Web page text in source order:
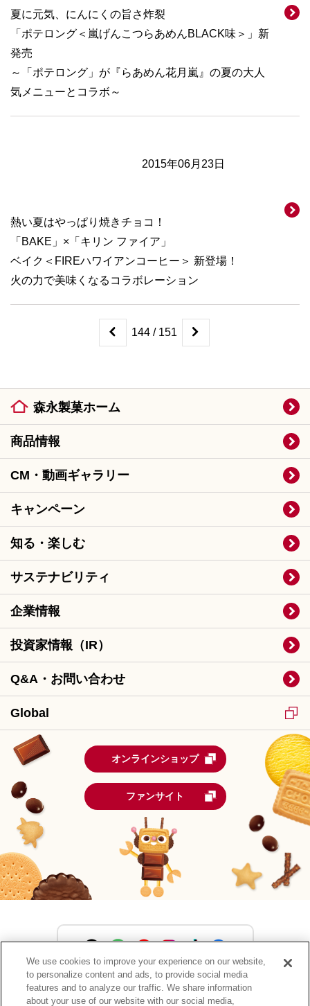
夏に元気、にんにくの旨さ炸裂
「ポテロング＜嵐げんこつらあめんBLACK味＞」新
発売
～「ポテロング」が『らあめん花月嵐』の夏の大人
気メニューとコラボ～
2015年06月23日
熱い夏はやっぱり焼きチョコ！
「BAKE」×「キリン ファイア」
ベイク＜FIREハワイアンコーヒー＞ 新登場！
火の力で美味くなるコラボレーション
144 / 151
森永製菓ホーム
商品情報
CM・動画ギャラリー
キャンペーン
知る・楽しむ
サステナビリティ
企業情報
投資家情報（IR）
Q&A・お問い合わせ
Global
オンラインショップ
ファンサイト
森永製菓公式アカウント一覧
We use cookies to improve your experience on our website,
to personalize content and ads, to provide social media
features and to analyze our traffic. We share information
about your use of our website with our social media,